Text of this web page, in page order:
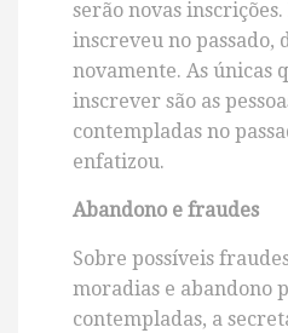
serão novas
inscreveu no passado,
novamente. As únicas
inscrever são as
contempladas no
enfatizou.
Abandono e fraudes
Sobre possíveis
moradias e abandono
contempladas, a